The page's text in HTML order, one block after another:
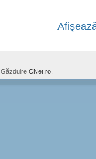
. Găzduire CNet.ro